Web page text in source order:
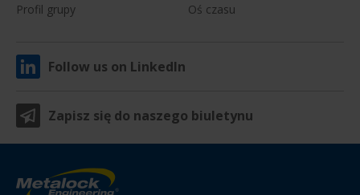
Profil grupy
Oś czasu
Follow us on LinkedIn
Zapisz się do naszego biuletynu